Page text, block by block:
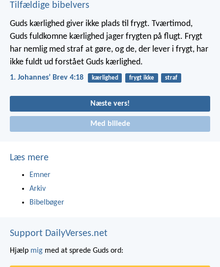
Tilfældige bibelvers
Guds kærlighed giver ikke plads til frygt. Tværtimod,
Guds fuldkomne kærlighed jager frygten på flugt. Frygt
har nemlig med straf at gøre, og de, der lever i frygt, har
ikke fuldt ud forstået Guds kærlighed.
1. Johannesʼ Brev 4:18 kærlighed frygt ikke straf
Næste vers!
Med billede
Læs mere
Emner
Arkiv
Bibelbøger
Support DailyVerses.net
Hjælp mig med at sprede Guds ord: